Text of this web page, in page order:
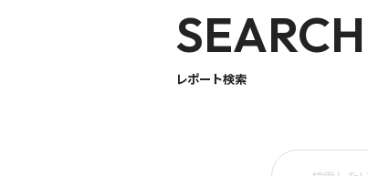
SEARCH
レポート検索